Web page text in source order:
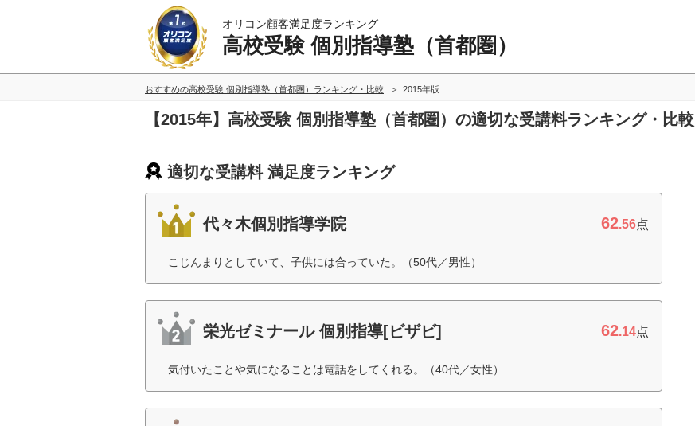
オリコン顧客満足度ランキング
高校受験 個別指導塾（首都圏）
おすすめの高校受験 個別指導塾（首都圏）ランキング・比較 2015年版
【2015年】高校受験 個別指導塾（首都圏）の適切な受講料ランキング・比較
適切な受講料 満足度ランキング
代々木個別指導学院 62.56点
こじんまりとしていて、子供には合っていた。（50代／男性）
栄光ゼミナール 個別指導[ビザビ] 62.14点
気付いたことや気になることは電話をしてくれる。（40代／女性）